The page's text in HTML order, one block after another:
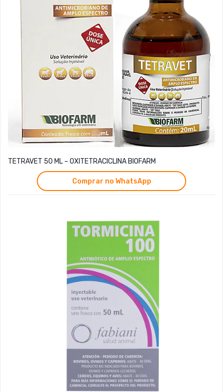
TETRAVET 50 ML – OXITETRACICLINA BIOFARM
Comprar no WhatsApp